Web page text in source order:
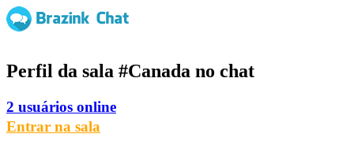
Perfil da sala #Canada no chat
2 usuários online
Entrar na sala